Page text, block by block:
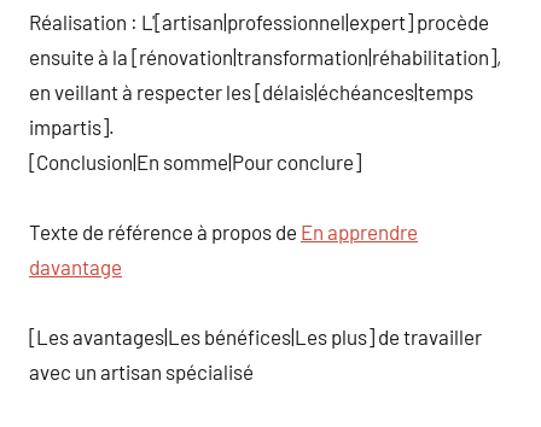
Réalisation : L'[artisan|professionnel|expert] procède
ensuite à la [rénovation|transformation|réhabilitation],
en veillant à respecter les [délais|échéances|temps
impartis].
[Conclusion|En somme|Pour conclure]
Texte de référence à propos de En apprendre
davantage
[Les avantages|Les bénéfices|Les plus] de travailler
avec un artisan spécialisé